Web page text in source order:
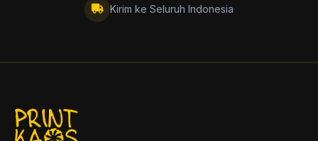
Kirim ke Seluruh Indonesia